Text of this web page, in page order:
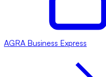
AGRA Business Express